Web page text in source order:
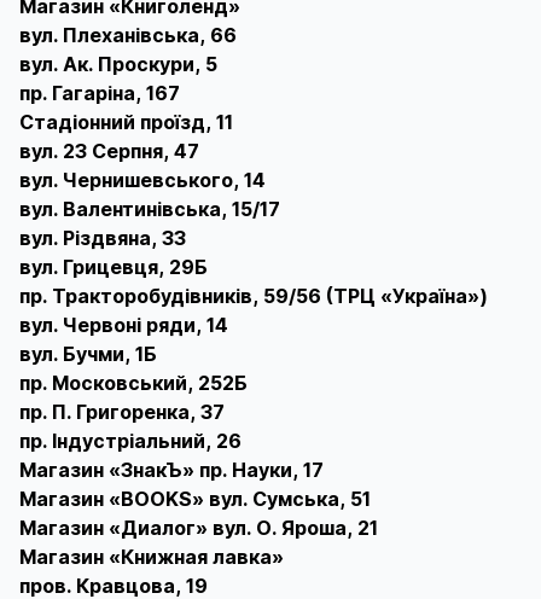
Магазин «Книголенд»
вул. Плеханівська, 66
вул. Ак. Проскури, 5
пр. Гагаріна, 167
Стадіонний проїзд, 11
вул. 23 Серпня, 47
вул. Чернишевського, 14
вул. Валентинівська, 15/17
вул. Різдвяна, 33
вул. Грицевця, 29Б
пр. Тракторобудівників, 59/56 (ТРЦ «Україна»)
вул. Червоні ряди, 14
вул. Бучми, 1Б
пр. Московський, 252Б
пр. П. Григоренка, 37
пр. Індустріальний, 26
Магазин «ЗнакЪ» пр. Науки, 17
Магазин «BOOKS» вул. Сумська, 51
Магазин «Диалог» вул. О. Яроша, 21
Магазин «Книжная лавка»
пров. Кравцова, 19